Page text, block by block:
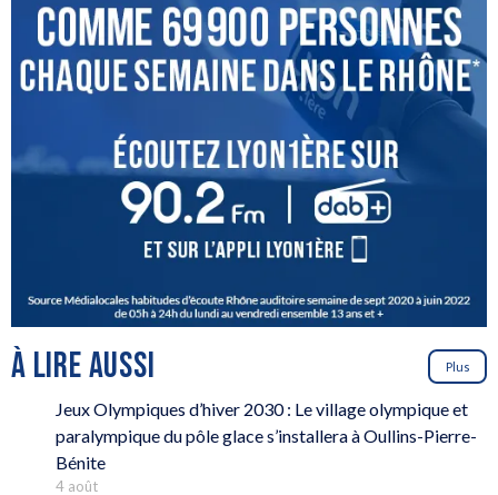
À LIRE AUSSI Plus
Jeux Olympiques d’hiver 2030 : Le village olympique et
paralympique du pôle glace s’installera à Oullins-Pierre-
Bénite
4 août